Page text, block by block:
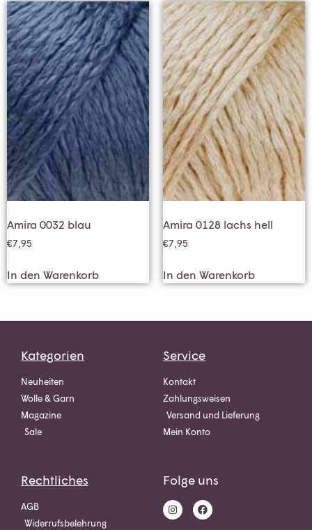
Amira 0032 blau
€7,95
In den Warenkorb
Amira 0128 lachs hell
€7,95
In den Warenkorb
Kategorien
Neuheiten
Wolle & Garn
Magazine
Sale
Service
Kontakt
Zahlungsweisen
Versand und Lieferung
Mein Konto
Rechtliches
AGB
Widerrufsbelehrung
Folge uns